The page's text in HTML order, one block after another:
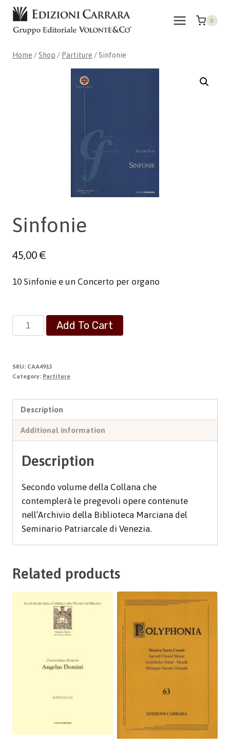
Skip
content
0
Home / Shop / Partiture / Sinfonie
Sinfonie
45,00€
10 Sinfonie e un Concerto per organo
Sinfonie
quantity
Add To Cart
SKU: CAA4913
Category: Partiture
Description
Additional information
Description
Secondo volume della Collana che
contemplerà le pregevoli opere contenute
nell’Archivio della Biblioteca Marciana del
Seminario Patriarcale di Venezia.
Related products